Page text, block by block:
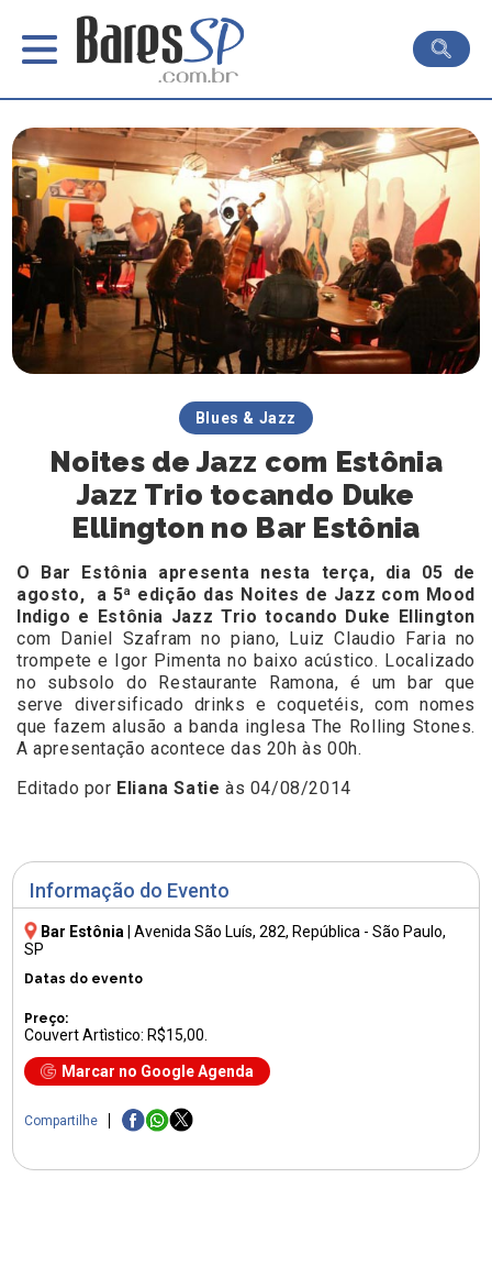
Informação do Evento
Bar Estônia |Avenida São Luís, 282, República - São Paulo,
SP
Datas do evento
Preço:
Couvert Artìstico: R$15,00.
Marcar no Google Agenda
Compartilhe
Blues & Jazz
Noites de Jazz com Estônia
Jazz Trio tocando Duke
Ellington no Bar Estônia
O Bar Estônia apresenta nesta terça, dia 05 de
agosto, a 5ª edição das Noites de Jazz com Mood
Indigo e Estônia Jazz Trio tocando Duke Ellington
com Daniel Szafram no piano, Luiz Claudio Faria no
trompete e Igor Pimenta no baixo acústico. Localizado
no subsolo do Restaurante Ramona, é um bar que
serve diversificado drinks e coquetéis, com nomes
que fazem alusão a banda inglesa The Rolling Stones.
A apresentação acontece das 20h às 00h.
Editado por Eliana Satie às 04/08/2014